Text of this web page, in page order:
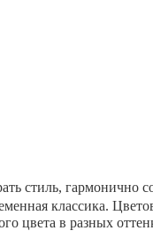
стиль,
классика.
цвета в разных